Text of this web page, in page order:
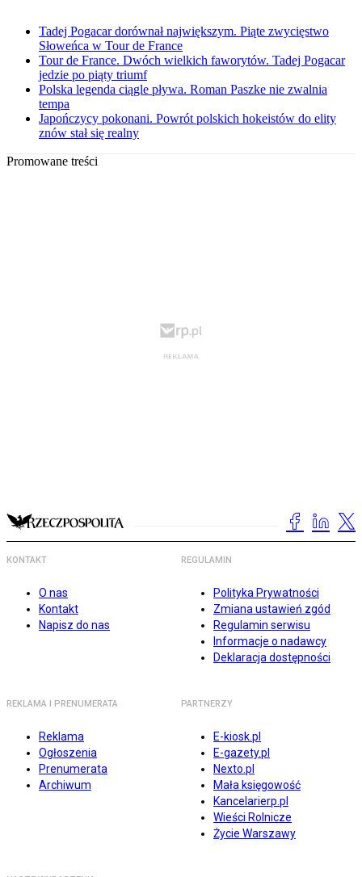
Tadej Pogacar dorównał największym. Piąte zwycięstwo
Słoweńca w Tour de France
Tour de France. Dwóch wielkich faworytów. Tadej Pogacar
jedzie po piąty triumf
Polska legenda ciągle pływa. Roman Paszke nie zwalnia
tempa
Japończycy pokonani. Powrót polskich hokeistów do elity
znów stał się realny
Promowane treści
KONTAKT
O nas
Kontakt
Napisz do nas
REGULAMIN
Polityka Prywatności
Zmiana ustawień zgód
Regulamin serwisu
Informacje o nadawcy
Deklaracja dostępności
REKLAMA I PRENUMERATA
Reklama
Ogłoszenia
Prenumerata
Archiwum
PARTNERZY
E-kiosk.pl
E-gazety.pl
Nexto.pl
Mała księgowość
Kancelarierp.pl
Wieści Rolnicze
Życie Warszawy